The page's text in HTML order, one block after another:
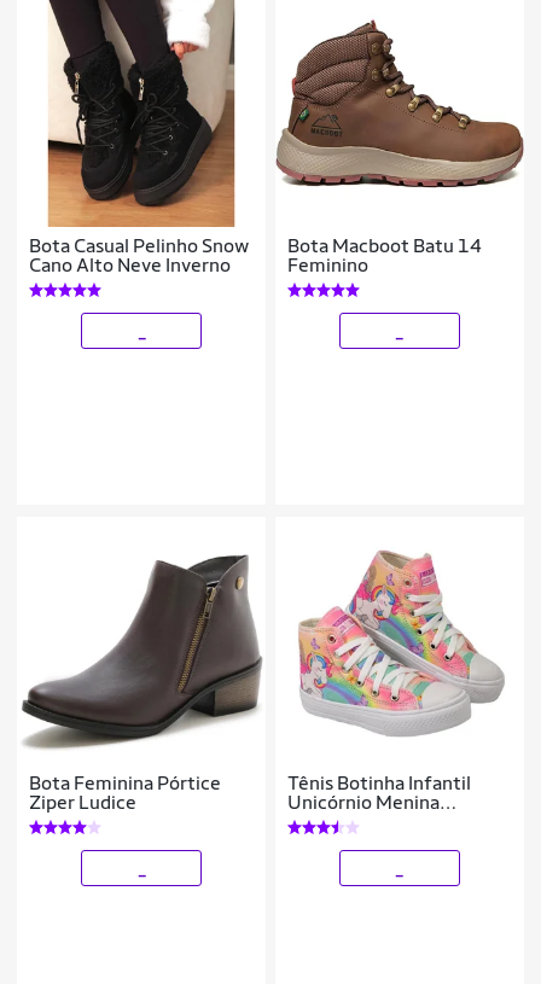
Bota Casual Pelinho Snow
Cano Alto Neve Inverno
Bota Macboot Batu 14
Feminino
Bota Feminina Pórtice
Ziper Ludice
Tênis Botinha Infantil
Unicórnio Menina
Feminino Cano Alto Club
Magia